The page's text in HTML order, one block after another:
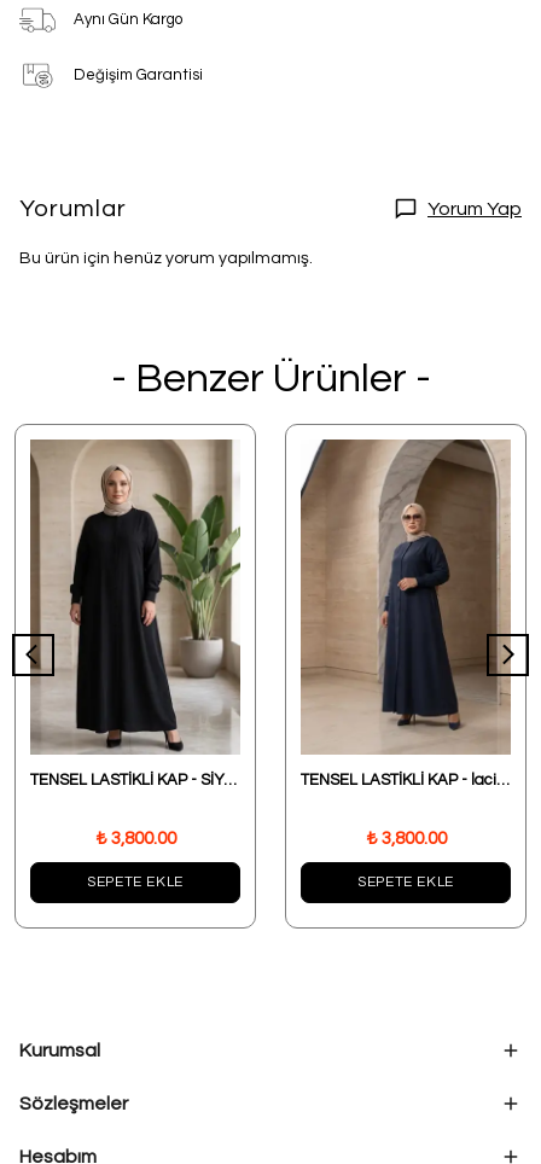
Aynı Gün Kargo
Değişim Garantisi
Yorumlar Yorum Yap
Bu ürün için henüz yorum yapılmamış.
- Benzer Ürünler -
TENSEL LASTİKLİ KAP - SİYAH
₺ 3,800.00
SEPETE EKLE
TENSEL LASTİKLİ KAP - lacivert
₺ 3,800.00
SEPETE EKLE
Kurumsal
Sözleşmeler
Hesabım